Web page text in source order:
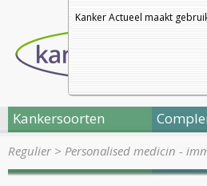
Kanker Actueel maakt
Kankersoorten
Regulier> Personalised medicin -